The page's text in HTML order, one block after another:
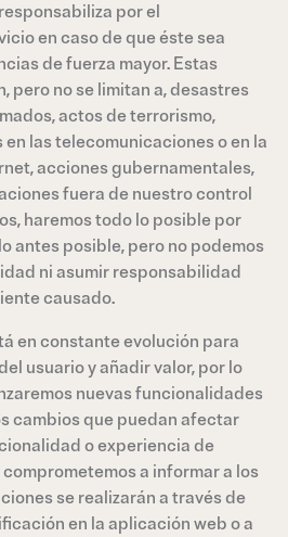
por el
en caso de que éste sea
de fuerza mayor. Estas
pero no se limitan a, desastres
actos de terrorismo,
las telecomunicaciones o en la
acciones gubernamentales,
fuera de nuestro control
haremos todo lo posible por
antes posible, pero no podemos
ni asumir responsabilidad
causado.
en constante evolución para
usuario y añadir valor, por lo
nuevas funcionalidades
cambios que puedan afectar
o experiencia de
a informar a los
se realizarán a través de
en la aplicación web o a